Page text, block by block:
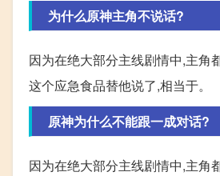
为什么原神主角不说话?
因为在绝大部分主线剧情中,主角
这个应急食品替他说了,相当于。
原神为什么不能跟一成对话?
因为在绝大部分主线剧情中,主角